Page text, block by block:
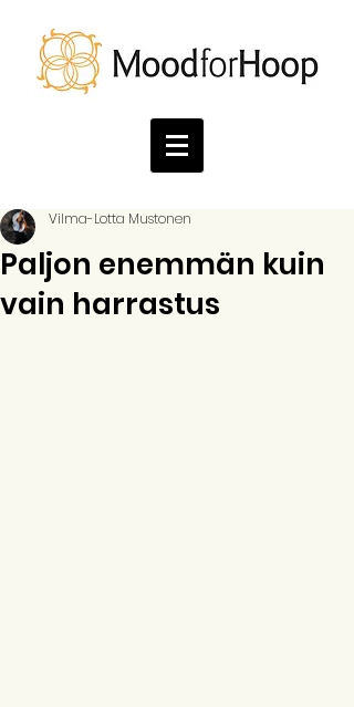
Paljon enemmän kuin
vain harrastus
Vilma-Lotta Mustonen